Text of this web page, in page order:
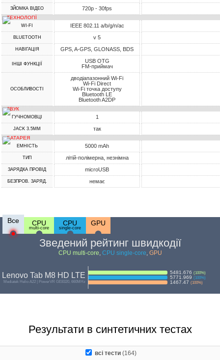
ЗЙОМКА ВІДЕО 720p - 30fps
ТЕХНОЛОГІЇ
WI-FI IEEE 802.11 a/b/g/n/ac
BLUETOOTH v 5
НАВІГАЦІЯ GPS, A-GPS, GLONASS, BDS
ІНШІ ФУНКЦІЇ
USB OTG
FM-приймач
ОСОБЛИВОСТІ
дводіапазонний Wi-Fi
Wi-Fi Direct
Wi-Fi точка доступу
Bluetooth LE
Bluetooth A2DP
ЗВУК
ГУЧНОМОВЦІ 1
JACK 3.5MM так
БАТАРЕЯ
ЕМНІСТЬ 5000 mAh
ТИП літій-полімерна, незнімна
ЗАРЯДКА ПРОВІД microUSB
БЕЗПРОВ. ЗАРЯД. немає
Все CPU
multi-core
CPU
single-core
GPU
Зведений рейтинг швидкодії
CPU multi-core, CPU single-core, GPU
Lenovo Tab M8 HD LTE
Mediatek Helio A22 | PowerVR GE8320, 660MHz
5481.676 (100%)
5771.969 (100%)
1467.47 (100%)
Результати в синтетичних тестах
всі тести (164)